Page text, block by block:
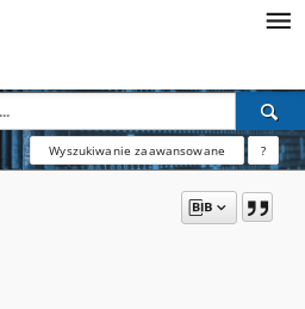
Wyszukiwanie zaawansowane ?